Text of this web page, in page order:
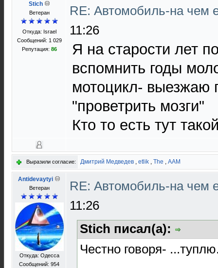
Stich
Ветеран
Откуда: Israel
Сообщений: 1 029
Репутация: 86
RE: Автомобиль-на чем
11:26
Я на старости лет
вспомнить годы
мотоцикл- выезжаю
"проветрить мозги"
Кто то есть тут
Выразили согласие: Дмитрий Медведев , etlik , The , AAM
Antidevaytyi
Ветеран
Откуда: Одесса
Сообщений: 954
RE: Автомобиль-на чем
11:26
Stich писал(а):
Честно говоря-